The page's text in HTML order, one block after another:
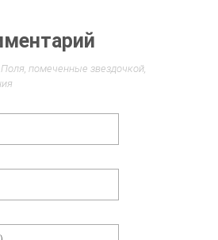
помеченные звездочкой,